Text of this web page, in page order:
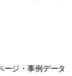
ージ・事例データ